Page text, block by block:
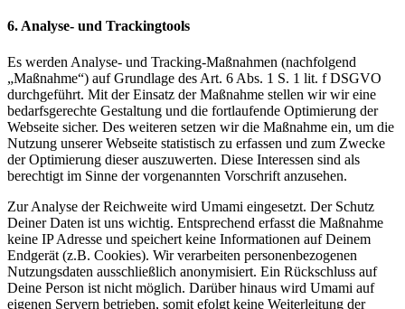
6. Analyse- und Trackingtools
Es werden Analyse- und Tracking-Maßnahmen (nachfolgend
„Maßnahme“) auf Grundlage des Art. 6 Abs. 1 S. 1 lit. f DSGVO
durchgeführt. Mit der Einsatz der Maßnahme stellen wir wir eine
bedarfsgerechte Gestaltung und die fortlaufende Optimierung der
Webseite sicher. Des weiteren setzen wir die Maßnahme ein, um die
Nutzung unserer Webseite statistisch zu erfassen und zum Zwecke
der Optimierung dieser auszuwerten. Diese Interessen sind als
berechtigt im Sinne der vorgenannten Vorschrift anzusehen.
Zur Analyse der Reichweite wird Umami eingesetzt. Der Schutz
Deiner Daten ist uns wichtig. Entsprechend erfasst die Maßnahme
keine IP Adresse und speichert keine Informationen auf Deinem
Endgerät (z.B. Cookies). Wir verarbeiten personenbezogenen
Nutzungsdaten ausschließlich anonymisiert. Ein Rückschluss auf
Deine Person ist nicht möglich. Darüber hinaus wird Umami auf
eigenen Servern betrieben, somit efolgt keine Weiterleitung der